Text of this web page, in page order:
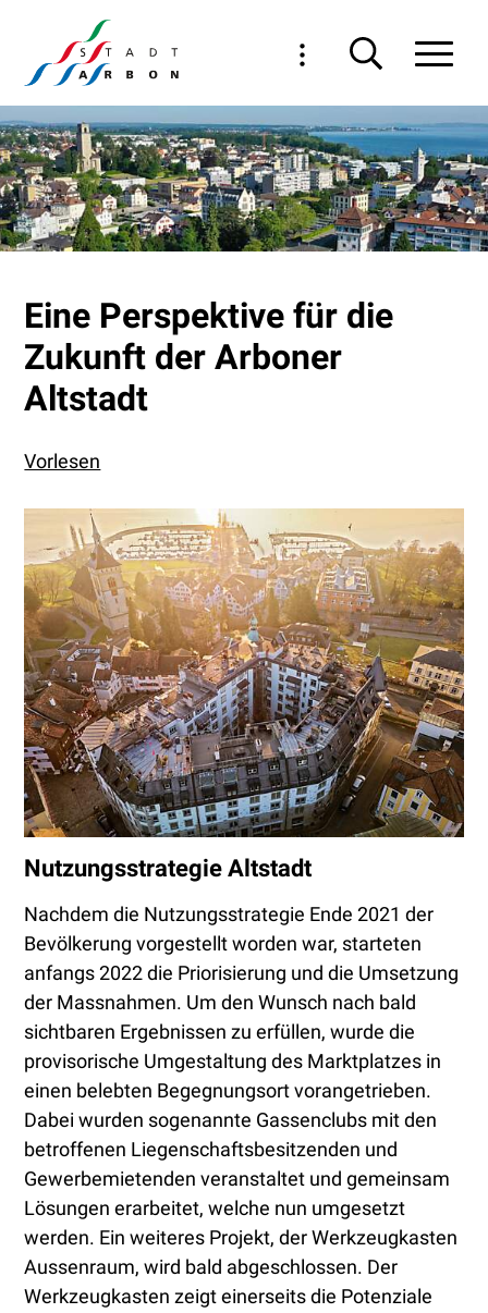
Navigieren in Arbon
Schnellnavigation
Eine Perspektive für die
Zukunft der Arboner
Altstadt
Vorlesen
Nutzungsstrategie Altstadt
Nachdem die Nutzungsstrategie Ende 2021 der
Bevölkerung vorgestellt worden war, starteten
anfangs 2022 die Priorisierung und die Umsetzung
der Massnahmen. Um den Wunsch nach bald
sichtbaren Ergebnissen zu erfüllen, wurde die
provisorische Umgestaltung des Marktplatzes in
einen belebten Begegnungsort vorangetrieben.
Dabei wurden sogenannte Gassenclubs mit den
betroffenen Liegenschaftsbesitzenden und
Gewerbemietenden veranstaltet und gemeinsam
Lösungen erarbeitet, welche nun umgesetzt
werden. Ein weiteres Projekt, der Werkzeugkasten
Aussenraum, wird bald abgeschlossen. Der
Werkzeugkasten zeigt einerseits die Potenziale